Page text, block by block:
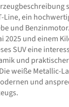
Line, ein
und
2025 und einem
SUV eine
und praktischer
weiße Metallic-
und